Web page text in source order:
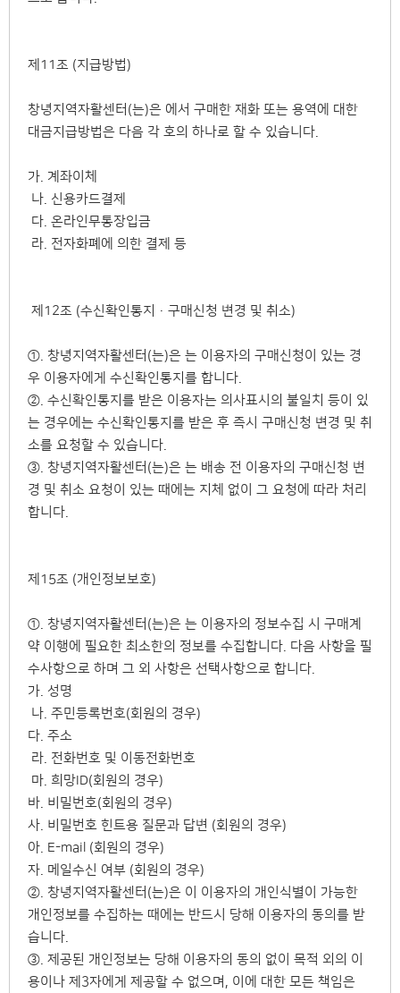
제11조 (지급방법)
창녕지역자활센터(는)은 에서 구매한 재화 또는 용역에 대한
대금지급방법은 다음 각 호의 하나로 할 수 있습니다.
가. 계좌이체
나. 신용카드결제
다. 온라인무통장입금
라. 전자화폐에 의한 결제 등
제12조 (수신확인통지·구매신청 변경 및 취소)
①. 창녕지역자활센터(는)은 는 이용자의 구매신청이 있는 경
우 이용자에게 수신확인통지를 합니다.
②. 수신확인통지를 받은 이용자는 의사표시의 불일치 등이 있
는 경우에는 수신확인통지를 받은 후 즉시 구매신청 변경 및 취
소를 요청할 수 있습니다.
③. 창녕지역자활센터(는)은 는 배송 전 이용자의 구매신청 변
경 및 취소 요청이 있는 때에는 지체 없이 그 요청에 따라 처리
합니다.
제15조 (개인정보보호)
①. 창녕지역자활센터(는)은 는 이용자의 정보수집 시 구매계
약 이행에 필요한 최소한의 정보를 수집합니다. 다음 사항을 필
수사항으로 하며 그 외 사항은 선택사항으로 합니다.
가. 성명
나. 주민등록번호(회원의 경우)
다. 주소
라. 전화번호 및 이동전화번호
마. 희망ID(회원의 경우)
바. 비밀번호(회원의 경우)
사. 비밀번호 힌트용 질문과 답변 (회원의 경우)
아. E-mail (회원의 경우)
자. 메일수신 여부 (회원의 경우)
②. 창녕지역자활센터(는)은 이 이용자의 개인식별이 가능한
개인정보를 수집하는 때에는 반드시 당해 이용자의 동의를 받
습니다.
③. 제공된 개인정보는 당해 이용자의 동의 없이 목적 외의 이
용이나 제3자에게 제공할 수 없으며, 이에 대한 모든 책임은